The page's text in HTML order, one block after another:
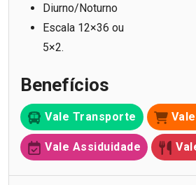
Diurno/Noturno
Escala 12×36 ou
5×2.
Benefícios
Vale Transporte
Vale Assiduidade